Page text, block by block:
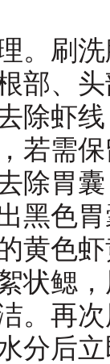
刷洗
部、
除虾
若需
除胃
黑色
黄色
状鳃
再次
分后